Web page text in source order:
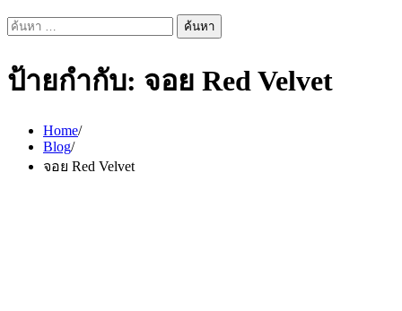
ค้นหา
ป้ายกำกับ: จอย Red Velvet
Home
Blog
จอย Red Velvet